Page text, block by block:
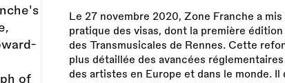
Le 27 novembre 2020, Zone Franche a
pratique des visas, dont la première
des Transmusicales de Rennes. Cette
plus détaillée des avancées
des artistes en Europe et dans le monde.